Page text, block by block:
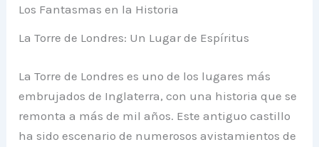
Los Fantasmas en la Historia
La Torre de Londres: Un Lugar de Espíritus
La Torre de Londres es uno de los lugares más
embrujados de Inglaterra, con una historia que se
remonta a más de mil años. Este antiguo castillo
ha sido escenario de numerosos avistamientos de